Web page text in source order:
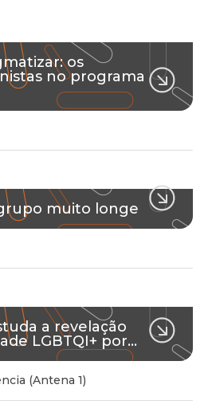
os
no programa
muito longe
a revelação
LGBTQI+ por…
(Antena 1)